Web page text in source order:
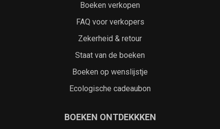
Boeken verkopen
FAQ voor verkopers
Zekerheid & retour
Staat van de boeken
Boeken op wenslijstje
Ecologische cadeaubon
BOEKEN ONTDEKKKEN